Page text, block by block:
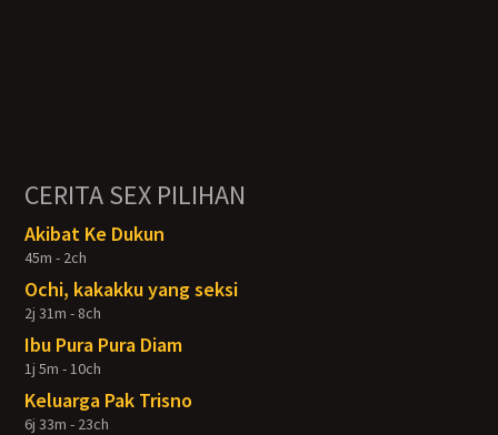
CERITA SEX PILIHAN
Akibat Ke Dukun
45m - 2ch
Ochi, kakakku yang seksi
2j 31m - 8ch
Ibu Pura Pura Diam
1j 5m - 10ch
Keluarga Pak Trisno
6j 33m - 23ch